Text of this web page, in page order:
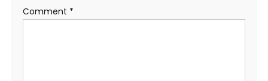
Comment *